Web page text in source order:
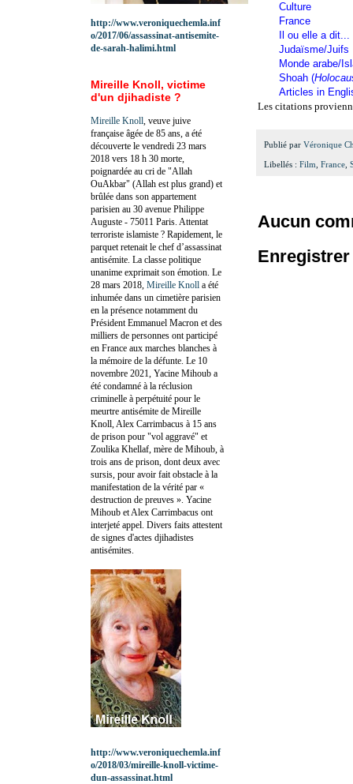
Culture
France
Il ou elle a dit...
Judaïsme/Juifs
Monde arabe/
Shoah (
Articles in
Les citations
Publié par Véronique
Libellés : Film France
Aucun
http://www.veroniquechemla.inf
o/2017/06/assassinat-antisemite-
de-sarah-halimi.html
Mireille Knoll, victime
d'un djihadiste ?
Mireille Knoll , veuve juive
française âgée de 85 ans, a été
découverte le vendredi 23 mars
2018 vers 18 h 30 morte,
poignardée au cri de "Allah
OuAkbar" (Allah est plus grand) et
brûlée dans son appartement
parisien au 30 avenue Philippe
Auguste - 75011 Paris. Attentat
terroriste islamiste ? Rapidement, le
parquet retenait le chef d’assassinat
antisémite. La classe politique
unanime exprimait son émotion. Le
28 mars 2018, Mireille Knoll a été
inhumée dans un cimetière parisien
en la présence notamment du
Président Emmanuel Macron et des
milliers de personnes ont participé
en France aux marches blanches à
la mémoire de la défunte. Le 10
novembre 2021, Yacine Mihoub a
été condamné à la réclusion
criminelle à perpétuité pour le
meurtre antisémite de Mireille
Knoll, Alex Carrimbacus à 15 ans
de prison pour "vol aggravé" et
Zoulika Khellaf, mère de Mihoub, à
trois ans de prison, dont deux avec
sursis, pour avoir fait obstacle à la
manifestation de la vérité par «
destruction de preuves ». Yacine
Mihoub et Alex Carrimbacus ont
interjeté appel. Divers faits attestent
de signes d'actes djihadistes
antisémites.
http://www.veroniquechemla.inf
o/2018/03/mireille-knoll-victime-
dun-assassinat.html